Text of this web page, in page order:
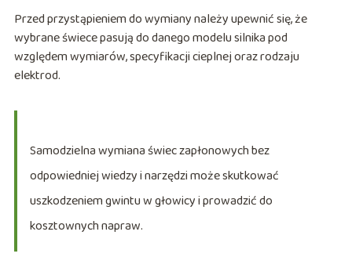
Przed przystąpieniem do wymiany należy upewnić się, że
wybrane świece pasują do danego modelu silnika pod
względem wymiarów, specyfikacji cieplnej oraz rodzaju
elektrod.
Samodzielna wymiana świec zapłonowych bez
odpowiedniej wiedzy i narzędzi może skutkować
uszkodzeniem gwintu w głowicy i prowadzić do
kosztownych napraw.